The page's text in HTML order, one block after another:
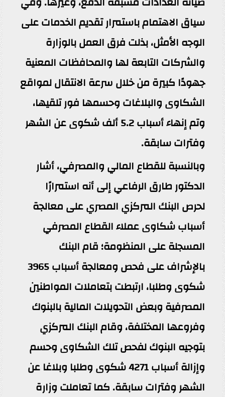
سياق الاهتمام باستمرار تقديم الخدمات على
الوجه الأمثل، بذلت فرق العمل بالوزارة
والشركات التابعة لها والمحافظات المعنية
جهودًا كبيرة من خلال سرعة الانتقال لمواقع
الشكاوى والبلاغات وحسمها فور تلقيها،
وتم إنهاء أسباب 5.2 ألف شكوى عن الشهر
وفترات سابقة.
وبالنسبة للقطاع المالي والمصرفي، أشار
الدكتور طارق الرفاعي إلى أنه استمرارًا
لحرص البنك المركزي المصري على معالجة
أسباب شكاوى عملاء القطاع المصرفي
المسجلة على المنظومة؛ قام البنك
بالإشراف على فحص ومعالجة أسباب 3965
شكوى وطلبا، ارتبطت بتعاملات المواطنين
المصرفية وبعض التحويلات المالية بالبنوك
وفروعها المختلفة، وقام البنك المركزي
بتوجيه البنوك لفحص تلك الشكاوى وحسم
وإزالة أسباب 4271 شكوى وطلبا وبلاغا عن
الشهر وفترات سابقة. كما تعاملت وزارة